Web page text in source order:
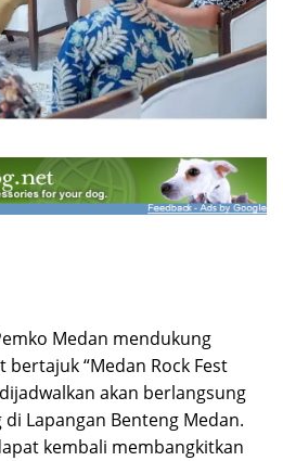
Medan mendukung
“Medan Rock Fest
akan berlangsung
Lapangan Benteng Medan.
kembali membangkitkan